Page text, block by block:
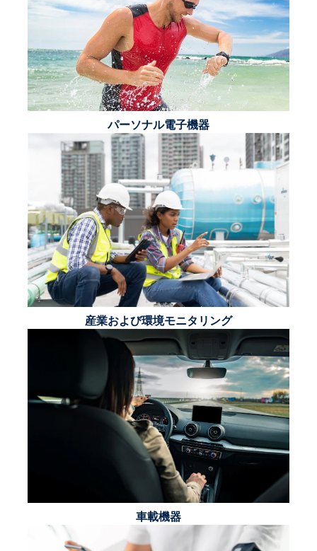
パーソナル電子機器
産業および環境モニタリング
車載機器